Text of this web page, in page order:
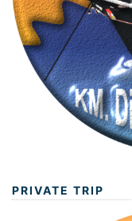
PRIVATE TRIP